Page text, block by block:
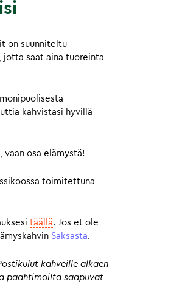
on suunniteltu
jotta saat aina tuoreinta
kahvistasi hyvillä
osa elämystä!
toimitettuna
täällä. Jos et ole
Saksasta.
kahveille alkaen
paahtimoilta saapuvat